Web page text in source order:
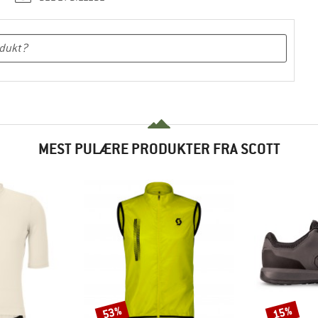
MEST PULÆRE PRODUKTER FRA SCOTT
Rabat
53% Rabat
15%